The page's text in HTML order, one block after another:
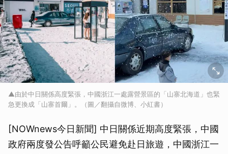
▲由於中日關係高度緊張，中國浙江一處露營景區的「山寨北海道」也緊
急更換成「山寨首爾」。（圖／翻攝自微博、小紅書）
[NOWnews今日新聞] 中日關係近期高度緊張，中國
政府兩度發公告呼籲公民避免赴日旅遊，中國浙江一